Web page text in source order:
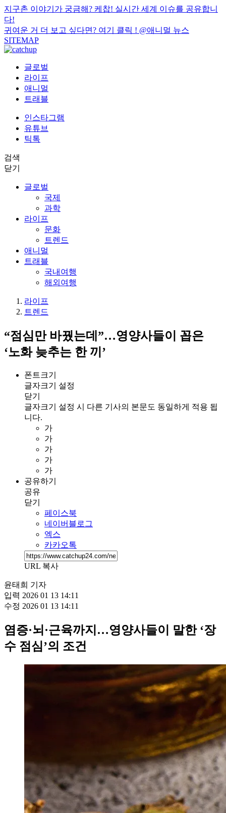
지구촌 이야기가 궁금해? 케찹! 실시간 세계 이슈를 공유합니
다!
귀여운 거 더 보고 싶다면? 여기 클릭 ! @애니멀 뉴스
SITEMAP
글로벌
라이프
애니멀
트래블
인스타그램
유튜브
틱톡
검색
닫기
글로벌
국제
과학
라이프
문화
트렌드
애니멀
트래블
국내여행
해외여행
라이프
트렌드
“점심만 바꿨는데”…영양사들이 꼽은
‘노화 늦추는 한 끼’
폰트크기
글자크기 설정
닫기
글자크기 설정 시 다른 기사의 본문도 동일하게 적용 됩
니다.
가
가
가
가
가
공유하기
공유
닫기
페이스북
네이버블로그
엑스
카카오톡
URL 복사
윤태희 기자
입력 2026 01 13 14:11
수정 2026 01 13 14:11
염증·뇌·근육까지…영양사들이 말한 ‘장
수 점심’의 조건